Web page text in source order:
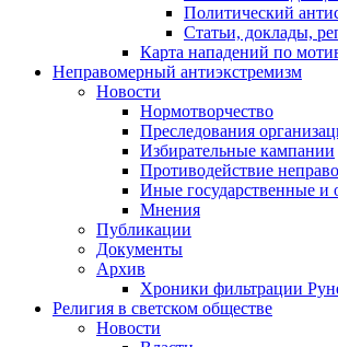
Политический
Статьи, доклады,
Карта нападений по
Неправомерный антиэкстремизм
Новости
Нормотворчество
Преследования
Избирательные кампании
Противодействие
Иные государственные и
Мнения
Публикации
Документы
Архив
Хроники фильтрации
Религия в светском обществе
Новости